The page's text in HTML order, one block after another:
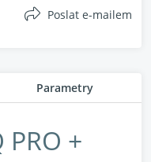
Poslat e-mailem
Parametry
PRO +